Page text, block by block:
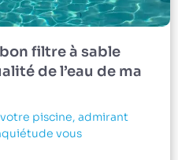
filtre à sable
de l’eau de ma
piscine, admirant
vous